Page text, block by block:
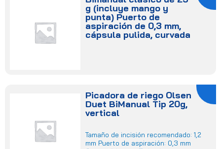
g (incluye mango y
punta) Puerto de
aspiración de 0,3 mm,
cápsula pulida, curvada
Picadora de riego Olsen
Duet BiManual Tip 20g,
vertical
Tamaño de incisión recomendado: 1,2
mm Puerto de aspiración: 0,3 mm